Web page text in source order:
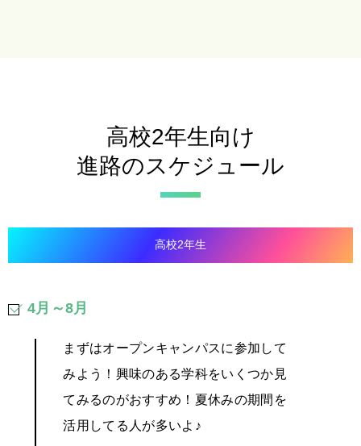
高校2年生向け
進路のスケジュール
高校2年生
4月～8月
まずはオープンキャンパスに参加して
みよう！興味のある学科をいくつか見
てみるのがおすすめ！夏休みの期間を
活用してる人が多いよ♪